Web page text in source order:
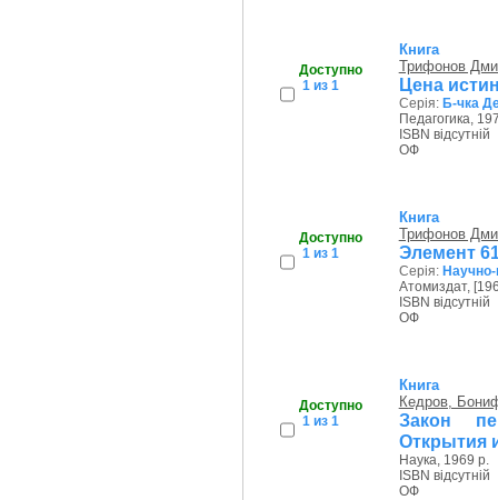
Доступно
1 из 1
Книга
Трифонов
Цена
Серія: Б-чка
Педагогика,
ISBN відсутній
ОФ
Доступно
1 из 1
Книга
Трифонов
Элемент
Серія:
Атомиздат,
ISBN відсутній
ОФ
Доступно
1 из 1
Книга
Кедров,
Закон
Открытия
Наука, 1969 р.
ISBN відсутній
ОФ